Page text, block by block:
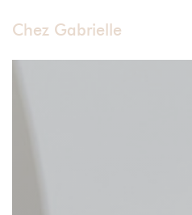
Chez Gabrielle